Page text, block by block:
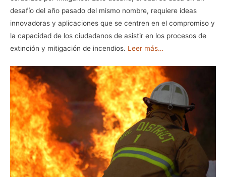
desafío del año pasado del mismo nombre, requiere ideas
innovadoras y aplicaciones que se centren en el compromiso y
la capacidad de los ciudadanos de asistir en los procesos de
extinción y mitigación de incendios. Leer más…